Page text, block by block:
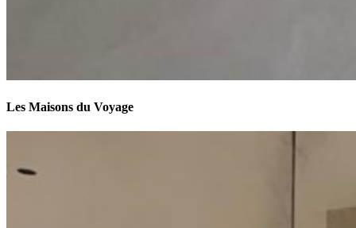
Les Maisons du Voyage